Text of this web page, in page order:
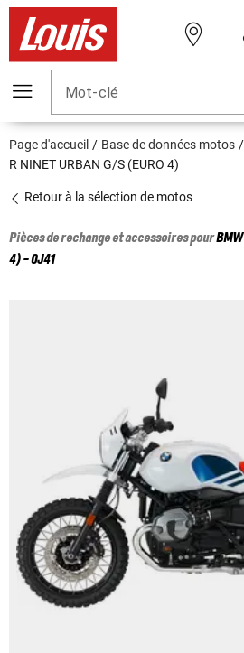
Mot-clé
Page d'accueil
Base de données motos
R NINET URBAN G/S (EURO 4)
Retour à la sélection de motos
Pièces de rechange et accessoires pourBMW
4) - 0J41